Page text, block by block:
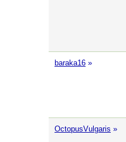
baraka16 »
OctopusVulgaris »